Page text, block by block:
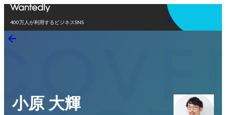
400万人が利用するビジネスSNS
アプリを使う
小原 大輝